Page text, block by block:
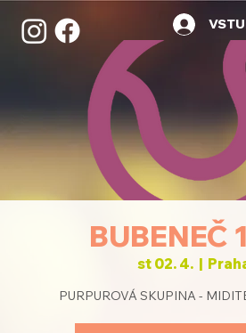
BUBENEČ
st 02. 4.
  |
PURPUROVÁ SKUPINA -